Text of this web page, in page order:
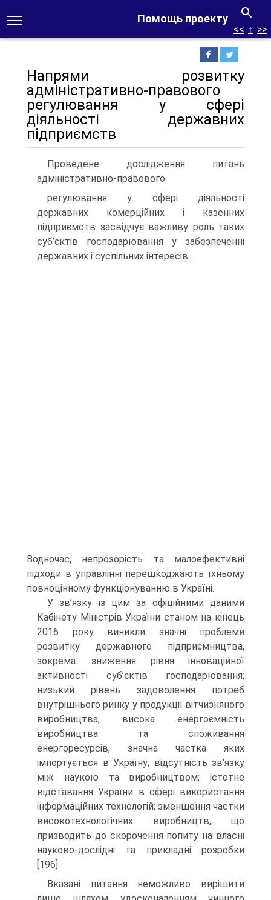
Помощь проекту
<< ↑ >>
Напрями розвитку
адміністративно-правового
регулювання у сфері
діяльності державних
підприємств
Проведене дослідження питань
адміністративно-правового
регулювання у сфері діяльності
державних комерційних і казенних
підприємств засвідчує важливу роль таких
суб’єктів господарювання у забезпеченні
державних і суспільних інтересів.
Водночас, непрозорість та малоефективні
підходи в управлінні перешкоджають їхньому
повноцінному функціонуванню в Україні.
У зв’язку із цим за офіційними даними
Кабінету Міністрів України станом на кінець
2016 року виникли значні проблеми
розвитку державного підприємництва,
зокрема: зниження рівня інноваційної
активності суб’єктів господарювання;
низький рівень задоволення потреб
внутрішнього ринку у продукції вітчизняного
виробництва; висока енергоємність
виробництва та споживання
енергоресурсів, значна частка яких
імпортується в Україну; відсутність зв’язку
між наукою та виробництвом; істотне
відставання України в сфері використання
інформаційних технологій; зменшення частки
високотехнологічних виробництв, що
призводить до скорочення попиту на власні
науково-дослідні та прикладні розробки
[196].
Вказані питання неможливо вирішити